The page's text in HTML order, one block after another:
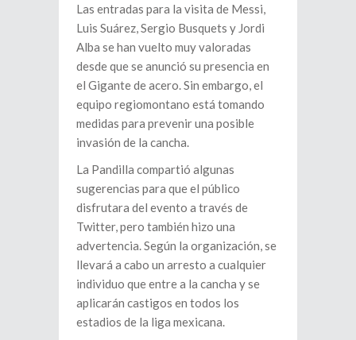
Las entradas para la visita de Messi,
Luis Suárez, Sergio Busquets y Jordi
Alba se han vuelto muy valoradas
desde que se anunció su presencia en
el Gigante de acero. Sin embargo, el
equipo regiomontano está tomando
medidas para prevenir una posible
invasión de la cancha.
La Pandilla compartió algunas
sugerencias para que el público
disfrutara del evento a través de
Twitter, pero también hizo una
advertencia. Según la organización, se
llevará a cabo un arresto a cualquier
individuo que entre a la cancha y se
aplicarán castigos en todos los
estadios de la liga mexicana.